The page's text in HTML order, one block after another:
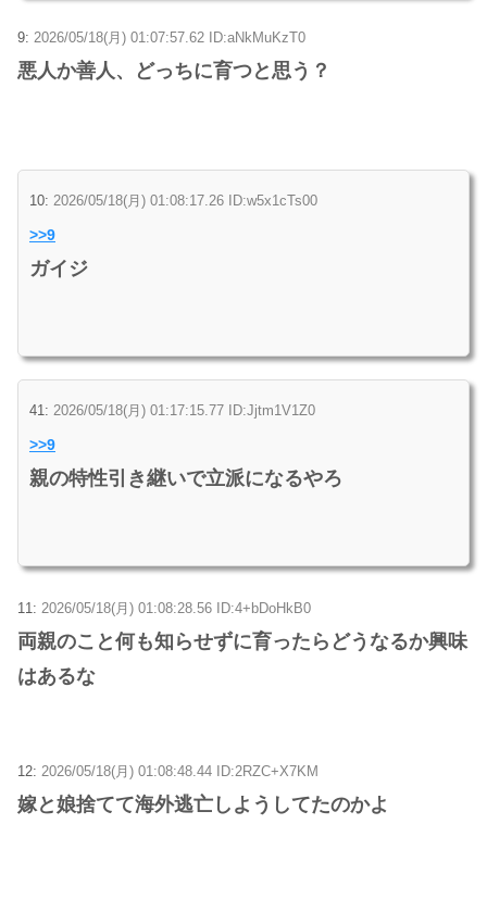
9: 2026/05/18(月) 01:07:57.62 ID:aNkMuKzT0
悪人か善人、どっちに育つと思う？
10: 2026/05/18(月) 01:08:17.26 ID:w5x1cTs00
>>9
ガイジ
41: 2026/05/18(月) 01:17:15.77 ID:Jjtm1V1Z0
>>9
親の特性引き継いで立派になるやろ
11: 2026/05/18(月) 01:08:28.56 ID:4+bDoHkB0
両親のこと何も知らせずに育ったらどうなるか興味
はあるな
12: 2026/05/18(月) 01:08:48.44 ID:2RZC+X7KM
嫁と娘捨てて海外逃亡しようしてたのかよ